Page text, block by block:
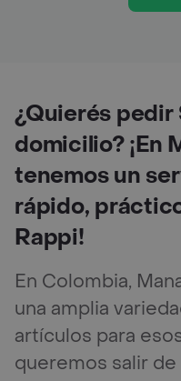
¿Quierés pedir
domicilio? ¡En
tenemos un
rápido,
Rappi!
En Colombia,
una amplia
artículos para
queremos salir